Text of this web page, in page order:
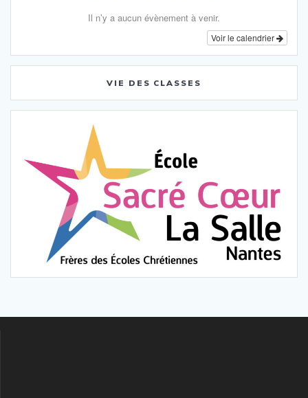
Il n’y a aucun évènement à venir.
Voir le calendrier
VIE DES CLASSES